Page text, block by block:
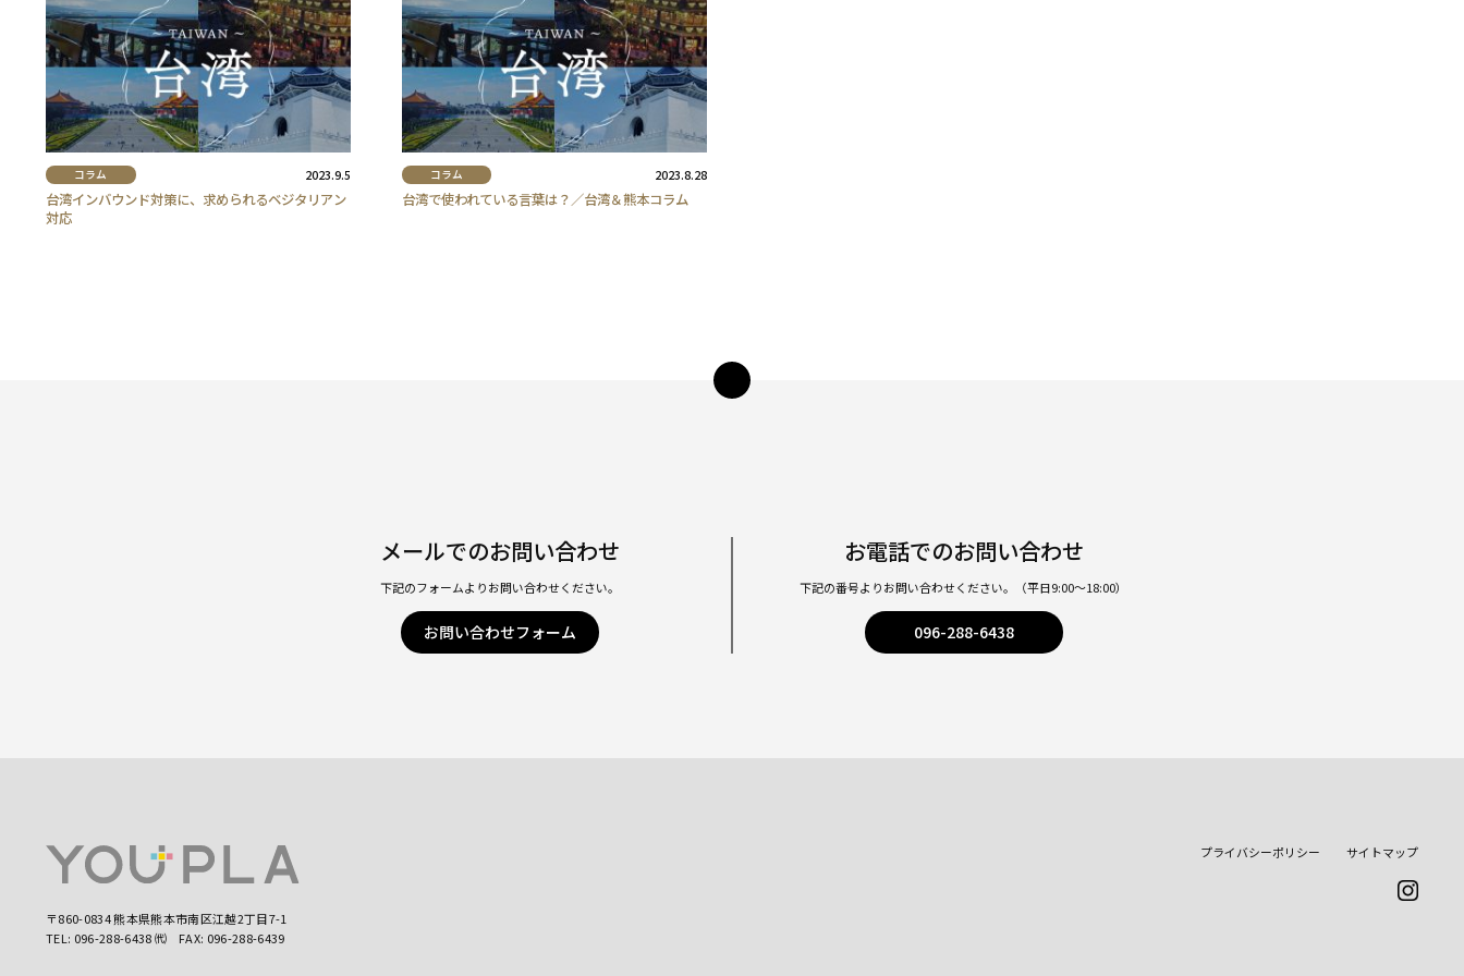
コラム 2023.9.5
台湾インバウンド対策に、求められるベジタリアン
対応
コラム 2023.8.28
台湾で使われている言葉は？／台湾＆熊本コラム
メールでのお問い合わせ
下記のフォームよりお問い合わせください。
お問い合わせフォーム
お電話でのお問い合わせ
下記の番号よりお問い合わせください。 （平日9:00〜18:00）
096-288-6438
ペー
〒860-0834 熊本県熊本市南区江越2丁目7-1
TEL: 096-288-6438㈹ FAX: 096-288-6439
プライバシーポリシー サイトマップ